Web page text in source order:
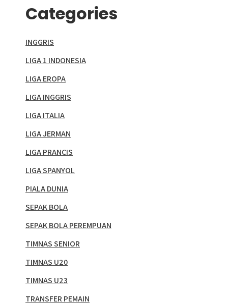
Categories
INGGRIS
LIGA 1 INDONESIA
LIGA EROPA
LIGA INGGRIS
LIGA ITALIA
LIGA JERMAN
LIGA PRANCIS
LIGA SPANYOL
PIALA DUNIA
SEPAK BOLA
SEPAK BOLA PEREMPUAN
TIMNAS SENIOR
TIMNAS U20
TIMNAS U23
TRANSFER PEMAIN